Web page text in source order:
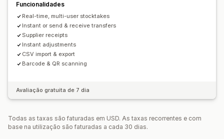
Funcionalidades
Real-time, multi-user stocktakes
Instant or send & receive transfers
Supplier receipts
Instant adjustments
CSV import & export
Barcode & QR scanning
Avaliação gratuita de 7 dia
Todas as taxas são faturadas em USD. As taxas recorrentes e com
base na utilização são faturadas a cada 30 dias.